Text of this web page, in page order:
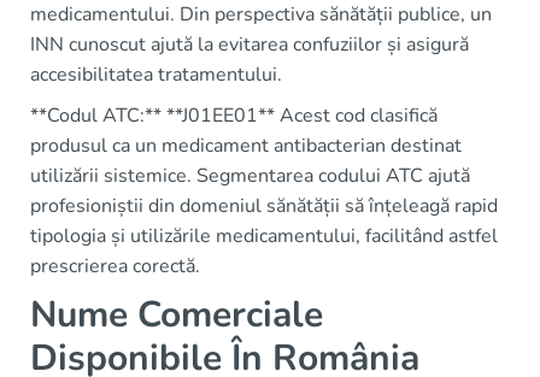
medicamentului. Din perspectiva sănătății publice, un
INN cunoscut ajută la evitarea confuziilor și asigură
accesibilitatea tratamentului.
**Codul ATC:** **J01EE01** Acest cod clasifică
produsul ca un medicament antibacterian destinat
utilizării sistemice. Segmentarea codului ATC ajută
profesioniștii din domeniul sănătății să înțeleagă rapid
tipologia și utilizările medicamentului, facilitând astfel
prescrierea corectă.
Nume Comerciale
Disponibile În România